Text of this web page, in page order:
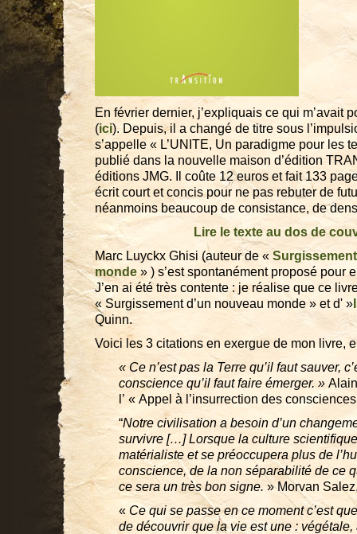
En février dernier, j’expliquais ce qui m’avait
(ici). Depuis, il a changé de titre sous
s’appelle « L’UNITE, Un paradigme pour les
publié dans la nouvelle maison d’édition
éditions JMG. Il coûte 12 euros et fait 133
écrit court et concis pour ne pas rebuter de
néanmoins beaucoup de consistance, de
Lire le texte au dos de
Marc Luyckx Ghisi (auteur de «
monde » ) s’est spontanément proposé pour
J’en ai été très contente : je réalise que ce
« Surgissement d’un nouveau monde » et d' »
Quinn.
Voici les 3 citations en exergue de mon livre,
« Ce n’est pas la Terre qu’il faut sauver,
conscience qu’il faut faire émerger. »
l’ « Appel à l’insurrection des
“Notre civilisation a besoin d’un
survivre […] Lorsque la culture
matérialiste et se préoccupera plus de
conscience, de la non séparabilité de ce
ce sera un très bon signe. » Morvan
« Ce qui se passe en ce moment c’est
de découvrir que la vie est une :